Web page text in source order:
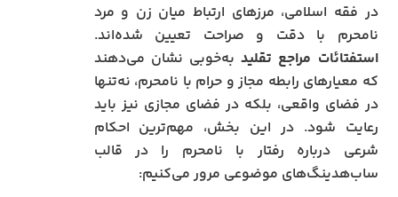
در فقه اسلامی، مرزهای ارتباط میان زن و مرد
نامحرم با دقت و صراحت تعیین شده‌اند.
استفتائات مراجع تقلیدبه‌خوبی نشان می‌دهند
که معیارهای رابطه مجاز و حرام با نامحرم، نه‌تنها
در فضای واقعی، بلکه در فضای مجازی نیز باید
رعایت شود. در این بخش، مهم‌ترین احکام
شرعی درباره رفتار با نامحرم را در قالب
ساب‌هدینگ‌های موضوعی مرور می‌کنیم: